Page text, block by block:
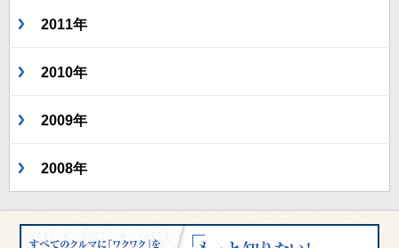
2011年
2010年
2009年
2008年